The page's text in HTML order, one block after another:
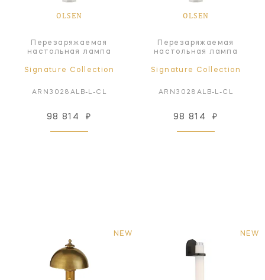
OLSEN
Перезаряжаемая
настольная лампа
Signature Collection
ARN3028ALB-L-CL
98 814 ₽
OLSEN
Перезаряжаемая
настольная лампа
Signature Collection
ARN3028ALB-L-CL
98 814 ₽
NEW NEW